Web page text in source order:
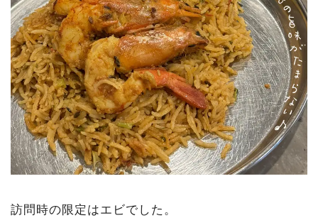
訪問時の限定はエビでした。